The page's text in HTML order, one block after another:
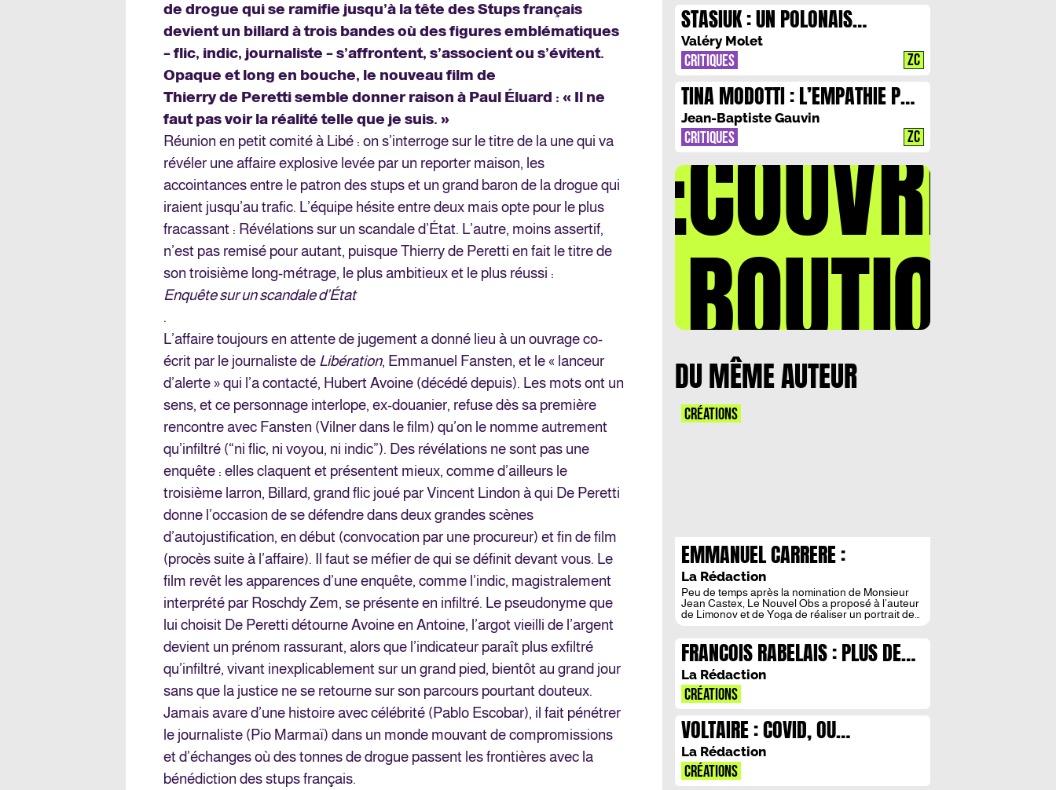
de drogue qui se ramifie jusqu’à la tête des Stups français
devient un billard à trois bandes où des figures emblématiques
– flic, indic, journaliste – s’affrontent, s’associent ou s’évitent.
Opaque et long en bouche, le nouveau film de
Thierry de Peretti semble donner raison à Paul Éluard : « Il ne
faut pas voir la réalité telle que je suis. »
Réunion en petit comité à Libé : on s’interroge sur le titre de la une qui va
révéler une affaire explosive levée par un reporter maison, les
accointances entre le patron des stups et un grand baron de la drogue qui
iraient jusqu’au trafic. L’équipe hésite entre deux mais opte pour le plus
fracassant : Révélations sur un scandale d’État. L’autre, moins assertif,
n’est pas remisé pour autant, puisque Thierry de Peretti en fait le titre de
son troisième long-métrage, le plus ambitieux et le plus réussi :
Enquête sur un scandale d’État
.
L’affaire toujours en attente de jugement a donné lieu à un ouvrage co-
écrit par le journaliste de Libération, Emmanuel Fansten, et le « lanceur
d’alerte » qui l’a contacté, Hubert Avoine (décédé depuis). Les mots ont un
sens, et ce personnage interlope, ex-douanier, refuse dès sa première
rencontre avec Fansten (Vilner dans le film) qu’on le nomme autrement
qu’infiltré (“ni flic, ni voyou, ni indic”). Des révélations ne sont pas une
enquête : elles claquent et présentent mieux, comme d’ailleurs le
troisième larron, Billard, grand flic joué par Vincent Lindon à qui De Peretti
donne l’occasion de se défendre dans deux grandes scènes
d’autojustification, en début (convocation par une procureur) et fin de film
(procès suite à l’affaire). Il faut se méfier de qui se définit devant vous. Le
film revêt les apparences d’une enquête, comme l’indic, magistralement
interprété par Roschdy Zem, se présente en infiltré. Le pseudonyme que
lui choisit De Peretti détourne Avoine en Antoine, l’argot vieilli de l’argent
devient un prénom rassurant, alors que l’indicateur paraît plus exfiltré
qu’infiltré, vivant inexplicablement sur un grand pied, bientôt au grand jour
sans que la justice ne se retourne sur son parcours pourtant douteux.
Jamais avare d’une histoire avec célébrité (Pablo Escobar), il fait pénétrer
le journaliste (Pio Marmaï) dans un monde mouvant de compromissions
et d’échanges où des tonnes de drogue passent les frontières avec la
bénédiction des stups français.
STASIUK : UN POLONAIS
ENVAHISSANT L’ALLEMAGNE !
Valéry Molet
CRITIQUES ZC
TINA MODOTTI : L’EMPATHIE PAR
LES YEUX
Jean-Baptiste Gauvin
CRITIQUES ZC
DÉCOUVREZ
LA BOUTIQUE
DU MÊME AUTEUR
EMMANUEL CARRERE :
L’INCOLORE
La Rédaction
Peu de temps après la nomination de Monsieur
Jean Castex, Le Nouvel Obs a proposé à l’auteur
de Limonov et de Yoga de réaliser un portrait de
ses impressions et son entretien avec celui qui est
désormais le plus célèbre des politiciens
inconnus. Nous tenons à remercier
chaleureusement l’auteur ainsi que les éditions
P.O.L qui nous ont gracieusement autorisé à
reproduire ici ces extraits. Un pastiche réalisé par
CRÉATIONS
FRANCOIS RABELAIS : PLUS DE
TORCHECUL
La Rédaction
CRÉATIONS
VOLTAIRE : COVID, OU
L’OPTIMISME
La Rédaction
CRÉATIONS